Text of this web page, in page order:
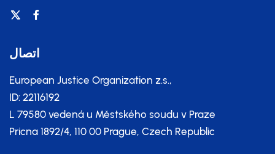
اتصال
European Justice Organization z.s.,
ID: 22116192
L 79580 vedená u Městského soudu v Praze
Pricna 1892/4, 110 00 Prague, Czech Republic